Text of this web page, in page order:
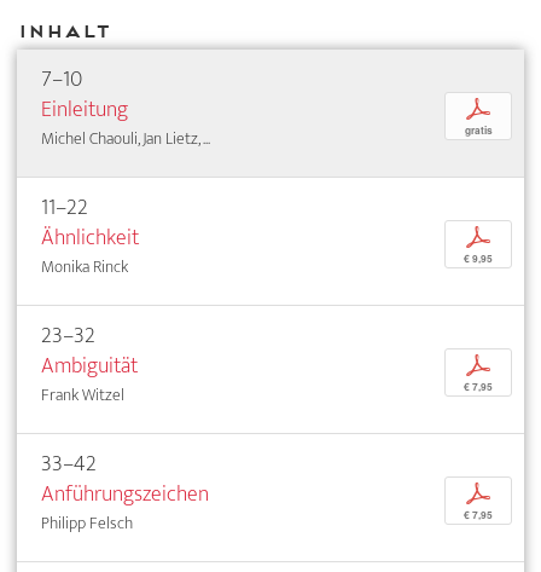
Inhalt
7–10
Einleitung
Michel Chaouli, Jan Lietz, ...
p
gratis
11–22
Ähnlichkeit
Monika Rinck
p
€ 9,95
23–32
Ambiguität
Frank Witzel
p
€ 7,95
33–42
Anführungszeichen
Philipp Felsch
p
€ 7,95